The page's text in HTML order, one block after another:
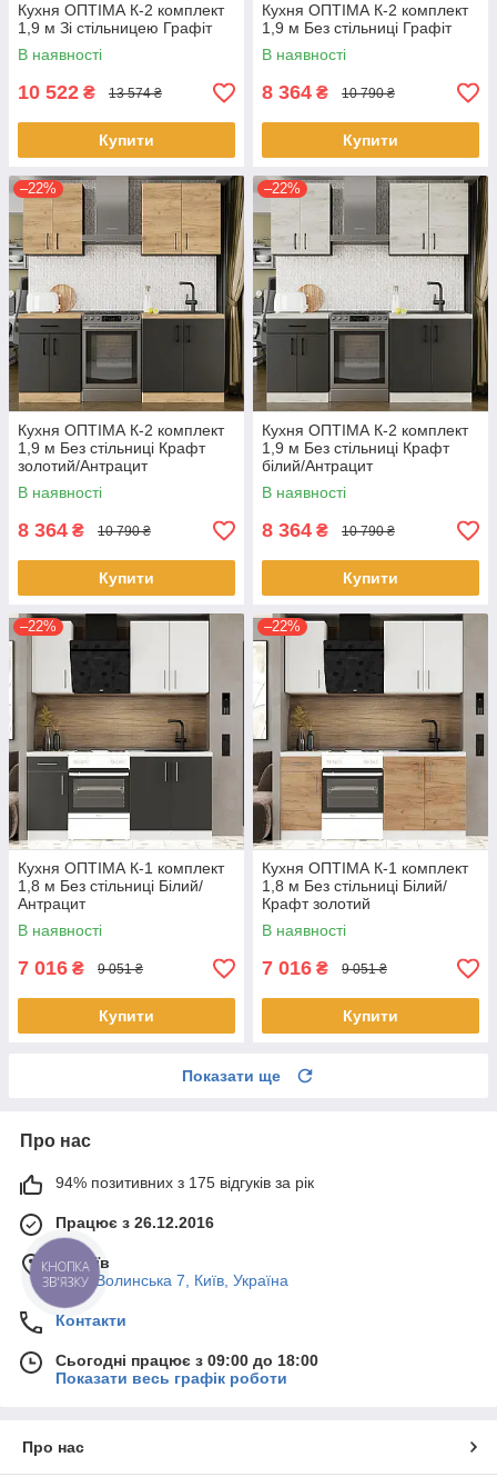
Кухня ОПТІМА К-2 комплект
1,9 м Зі стільницею Графіт
В наявності
10 522 ₴ 13 574 ₴
Купити
Кухня ОПТІМА К-2 комплект
1,9 м Без стільниці Графіт
В наявності
8 364 ₴ 10 790 ₴
Купити
–22%
Кухня ОПТІМА К-2 комплект
1,9 м Без стільниці Крафт
золотий/Антрацит
В наявності
8 364 ₴ 10 790 ₴
Купити
–22%
Кухня ОПТІМА К-2 комплект
1,9 м Без стільниці Крафт
білий/Антрацит
В наявності
8 364 ₴ 10 790 ₴
Купити
–22%
Кухня ОПТІМА К-1 комплект
1,8 м Без стільниці Білий/
Антрацит
В наявності
7 016 ₴ 9 051 ₴
Купити
–22%
Кухня ОПТІМА К-1 комплект
1,8 м Без стільниці Білий/
Крафт золотий
В наявності
7 016 ₴ 9 051 ₴
Купити
Показати ще
Про нас
94% позитивних з 175 відгуків за рік
Працює з 26.12.2016
м. Київ
Пост-Волинська 7, Київ, Україна
Контакти
Сьогодні працює з 09:00 до 18:00
Показати весь графік роботи
Про нас
КНОПКА
ЗВ'ЯЗКУ